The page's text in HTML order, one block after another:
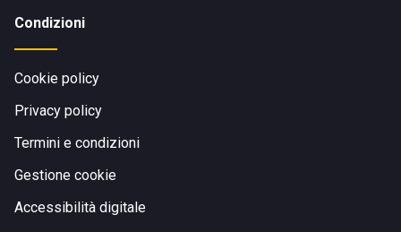
Condizioni
Cookie policy
Privacy policy
Termini e condizioni
Gestione cookie
Accessibilità digitale